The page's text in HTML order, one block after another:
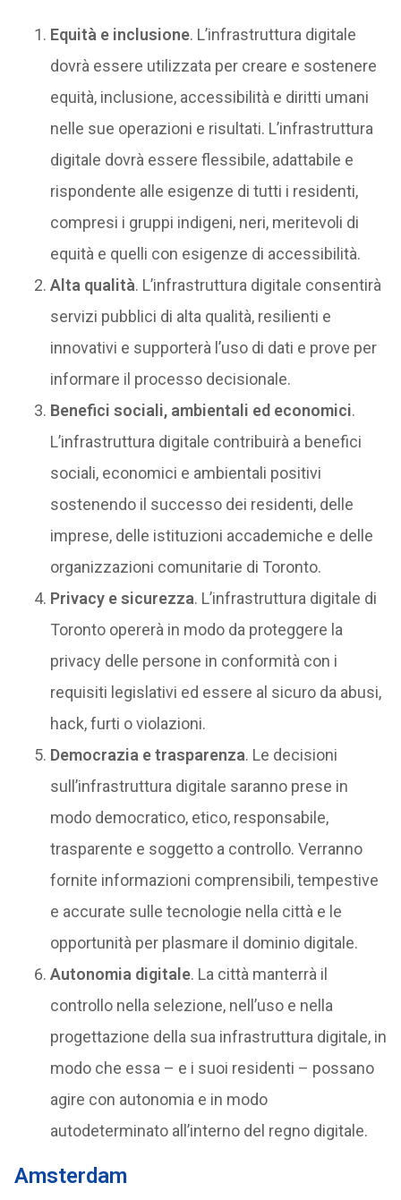
Equità e inclusione. L’infrastruttura digitale
dovrà essere utilizzata per creare e sostenere
equità, inclusione, accessibilità e diritti umani
nelle sue operazioni e risultati. L’infrastruttura
digitale dovrà essere flessibile, adattabile e
rispondente alle esigenze di tutti i residenti,
compresi i gruppi indigeni, neri, meritevoli di
equità e quelli con esigenze di accessibilità.
Alta qualità. L’infrastruttura digitale consentirà
servizi pubblici di alta qualità, resilienti e
innovativi e supporterà l’uso di dati e prove per
informare il processo decisionale.
Benefici sociali, ambientali ed economici.
L’infrastruttura digitale contribuirà a benefici
sociali, economici e ambientali positivi
sostenendo il successo dei residenti, delle
imprese, delle istituzioni accademiche e delle
organizzazioni comunitarie di Toronto.
Privacy e sicurezza. L’infrastruttura digitale di
Toronto opererà in modo da proteggere la
privacy delle persone in conformità con i
requisiti legislativi ed essere al sicuro da abusi,
hack, furti o violazioni.
Democrazia e trasparenza. Le decisioni
sull’infrastruttura digitale saranno prese in
modo democratico, etico, responsabile,
trasparente e soggetto a controllo. Verranno
fornite informazioni comprensibili, tempestive
e accurate sulle tecnologie nella città e le
opportunità per plasmare il dominio digitale.
Autonomia digitale. La città manterrà il
controllo nella selezione, nell’uso e nella
progettazione della sua infrastruttura digitale, in
modo che essa – e i suoi residenti – possano
agire con autonomia e in modo
autodeterminato all’interno del regno digitale.
Amsterdam